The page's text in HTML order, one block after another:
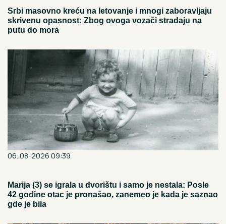
Srbi masovno kreću na letovanje i mnogi zaboravljaju
skrivenu opasnost: Zbog ovoga vozači stradaju na
putu do mora
06. 08. 2026 09:39
Marija (3) se igrala u dvorištu i samo je nestala: Posle
42 godine otac je pronašao, zanemeo je kada je saznao
gde je bila